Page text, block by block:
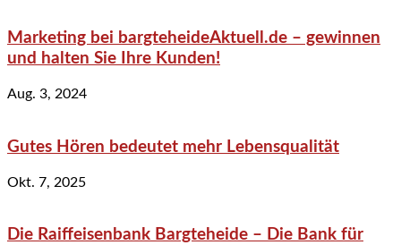
Marketing bei bargteheideAktuell.de – gewinnen
und halten Sie Ihre Kunden!
Aug. 3, 2024
Gutes Hören bedeutet mehr Lebensqualität
Okt. 7, 2025
Die Raiffeisenbank Bargteheide – Die Bank für